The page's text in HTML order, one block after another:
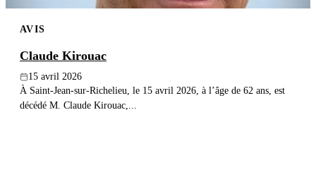
AVIS
Claude Kirouac
15 avril 2026
À Saint-Jean-sur-Richelieu, le 15 avril 2026, à l’âge de 62 ans, est
décédé M. Claude Kirouac,...